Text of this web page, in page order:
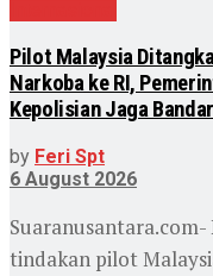
Pilot Malaysia
Narkoba ke RI,
Kepolisian Jaga
by Feri Spt
6 August 2026
tindakan pilot